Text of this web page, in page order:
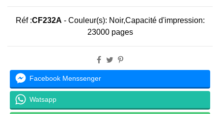
Réf :CF232A - Couleur(s): Noir,Capacité d'impression:
23000 pages
Facebook Menssenger
Watsapp